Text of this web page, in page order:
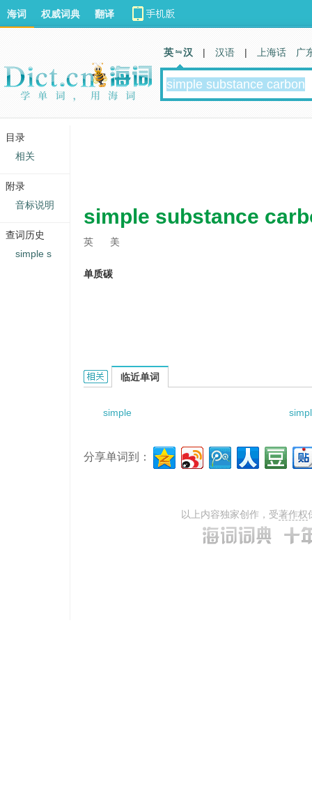
simple substance
英 美
单质碳
simple substance carbon的相关资料：
临近单词
simple
分享单词到：
以上内容独家创作，受著作权
海词 权威词典 翻译
英 汉 | 汉语 | 上海话 广
目录
相关
附录
音标说明
查词历史
simple s